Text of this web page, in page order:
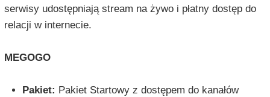
serwisy udostępniają stream na żywo i płatny dostęp do
relacji w internecie.
MEGOGO
Pakiet: Pakiet Startowy z dostępem do kanałów